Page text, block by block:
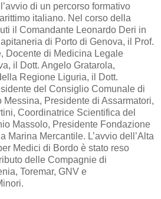
di un percorso formativo
italiano. Nel corso della
il Comandante Leonardo Deri in
di Porto di Genova, il Prof.
Docente di Medicina Legale
il Dott. Angelo Gratarola,
Regione Liguria, il Dott.
del Consiglio Comunale di
Messina, Presidente di Assarmatori,
Coordinatrice Scientifica del
Massolo, Presidente Fondazione
Marina Mercantile. L’avvio dell’Alta
Medici di Bordo è stato reso
delle Compagnie di
Toremar, GNV e